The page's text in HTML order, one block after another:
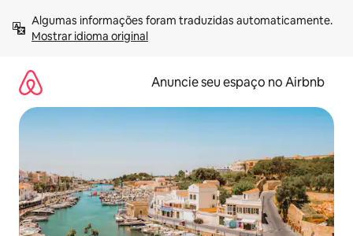
para
Mostrar idioma original
Anuncie seu espaço no Airbnb